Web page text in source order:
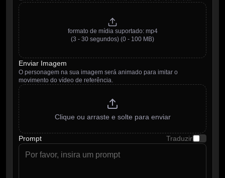
formato de mídia suportado: mp4
(3 - 30 segundos) (0 - 100 MB)
Enviar Imagem
O personagem na sua imagem será animado para imitar o
movimento do vídeo de referência.
Clique ou arraste e solte para enviar
Prompt Traduzir